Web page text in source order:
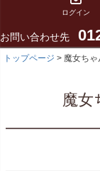
ログイン
お問い合わせ先
トップページ 魔女ち
魔女